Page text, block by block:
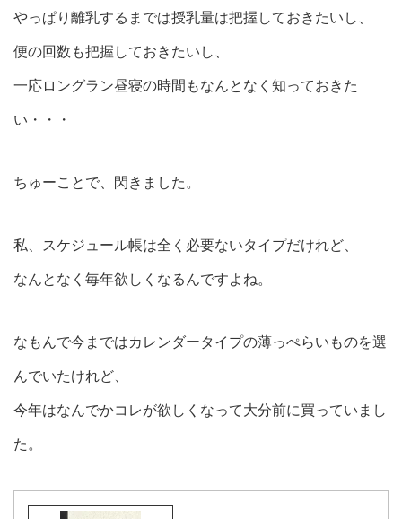
やっぱり離乳するまでは授乳量は把握しておきたいし、
便の回数も把握しておきたいし、
一応ロングラン昼寝の時間もなんとなく知っておきた
い・・・
ちゅーことで、閃きました。
私、スケジュール帳は全く必要ないタイプだけれど、
なんとなく毎年欲しくなるんですよね。
なもんで今まではカレンダータイプの薄っぺらいものを選
んでいたけれど、
今年はなんでかコレが欲しくなって大分前に買っていまし
た。